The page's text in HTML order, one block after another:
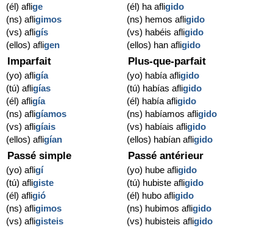
(él) aflige
(ns) afligimos
(vs) afligís
(ellos) afligen
(él) ha afligido
(ns) hemos afligido
(vs) habéis afligido
(ellos) han afligido
Imparfait
(yo) afligía
(tú) afligías
(él) afligía
(ns) afligíamos
(vs) afligíais
(ellos) afligían
Plus-que-parfait
(yo) había afligido
(tú) habías afligido
(él) había afligido
(ns) habíamos afligido
(vs) habíais afligido
(ellos) habían afligido
Passé simple
(yo) afligí
(tú) afligiste
(él) afligió
(ns) afligimos
(vs) afligisteis
Passé antérieur
(yo) hube afligido
(tú) hubiste afligido
(él) hubo afligido
(ns) hubimos afligido
(vs) hubisteis afligido